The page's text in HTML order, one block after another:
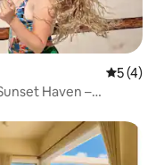
5 av 5 i
5 (4)
Haven –